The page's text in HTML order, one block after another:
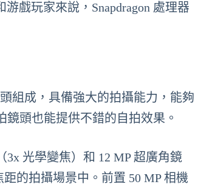
戲玩家來說，Snapdragon 處理器
組成，具備強大的拍攝能力，能夠
鏡頭也能提供不錯的自拍效果。
3x 光學變焦）和 12 MP 超廣角鏡
的拍攝場景中。前置 50 MP 相機